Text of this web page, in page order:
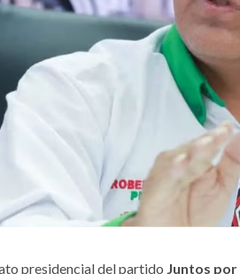
presidencial del partido Juntos por